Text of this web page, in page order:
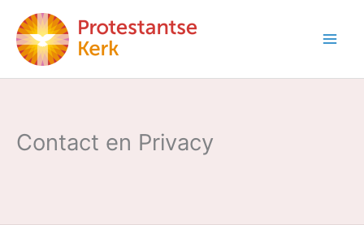
naar
inhoud
Contact en Privacy